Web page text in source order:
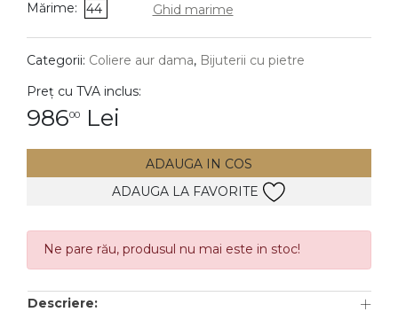
DIAMANTE Vezi toate
Cercei
Accesorii
TIP METAL
Mărime: 44 Ghid marime
Categorii: Coliere aur dama, Bijuterii cu pietre
Preț cu TVA inclus:
98600 Lei
ADAUGA IN COS
ADAUGA LA FAVORITE
Ne pare rău, produsul nu mai este in stoc!
Descriere: